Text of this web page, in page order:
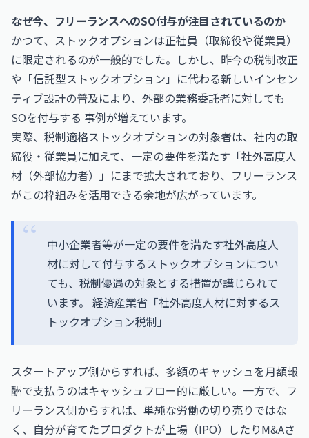
なぜ今、フリーランスへのSO付与が注目されているのか
かつて、ストックオプションは正社員（取締役や従業員）
に限定されるのが一般的でした。しかし、昨今の税制改正
や「信託型ストックオプション」に代わる新しいインセン
ティブ設計の普及により、外部の業務委託者に対しても
SOを付与する 事例が増えています。
実際、税制適格ストックオプションの対象者は、社内の取
締役・従業員に加えて、一定の要件を満たす「社外高度人
材（外部協力者）」にまで拡大されており、フリーランス
がこの枠組みを活用できる余地が広がっています。
中小企業者等が一定の要件を満たす社外高度人
材に対して付与するストックオプションについ
ても、税制優遇の対象とする措置が講じられて
います。 経済産業省「社外高度人材に対するス
トックオプション税制」
スタートアップ側からすれば、多額のキャッシュを月額報
酬で支払うのはキャッシュフロー的に厳しい。一方で、フ
リーランス側からすれば、単純な労働の切り売りではな
く、自分が育てたプロダクトが上場（IPO）したりM&Aさ